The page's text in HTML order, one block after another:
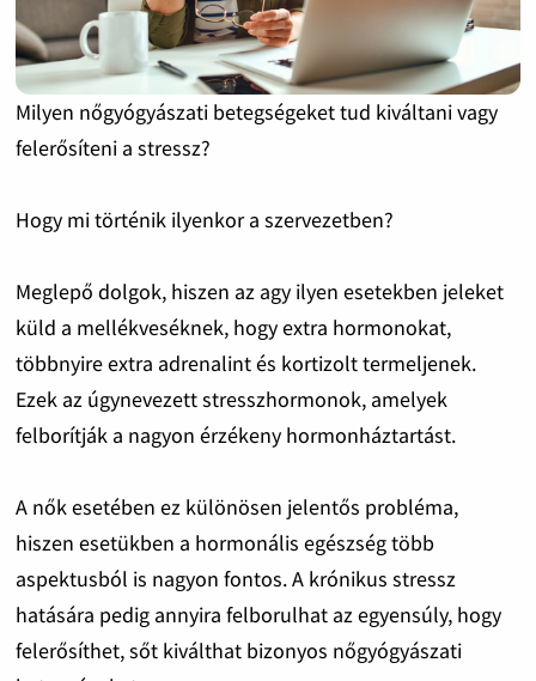
Milyen nőgyógyászati betegségeket tud kiváltani vagy
felerősíteni a stressz?
Hogy mi történik ilyenkor a szervezetben?
Meglepő dolgok, hiszen az agy ilyen esetekben jeleket
küld a mellékveséknek, hogy extra hormonokat,
többnyire extra adrenalint és kortizolt termeljenek.
Ezek az úgynevezett stresszhormonok, amelyek
felborítják a nagyon érzékeny hormonháztartást.
A nők esetében ez különösen jelentős probléma,
hiszen esetükben a hormonális egészség több
aspektusból is nagyon fontos. A krónikus stressz
hatására pedig annyira felborulhat az egyensúly, hogy
felerősíthet, sőt kiválthat bizonyos nőgyógyászati